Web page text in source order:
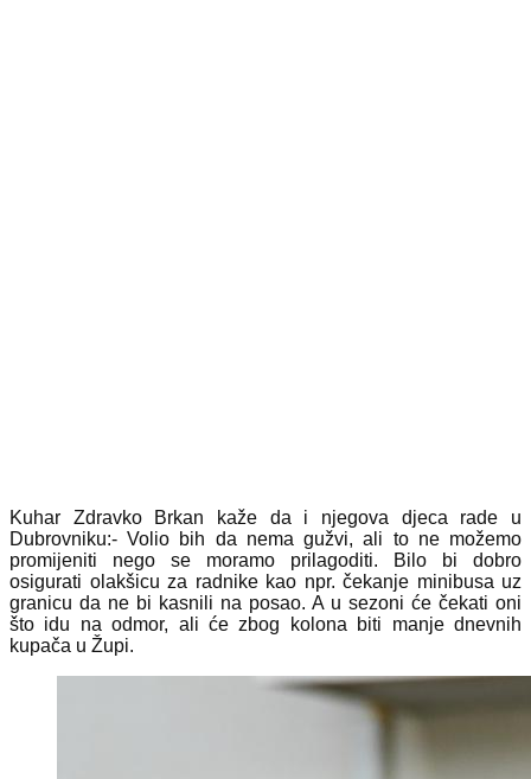
Kuhar Zdravko Brkan kaže da i njegova djeca rade u
Dubrovniku:- Volio bih da nema gužvi, ali to ne možemo
promijeniti nego se moramo prilagoditi. Bilo bi dobro
osigurati olakšicu za radnike kao npr. čekanje minibusa uz
granicu da ne bi kasnili na posao. A u sezoni će čekati oni
što idu na odmor, ali će zbog kolona biti manje dnevnih
kupača u Župi.